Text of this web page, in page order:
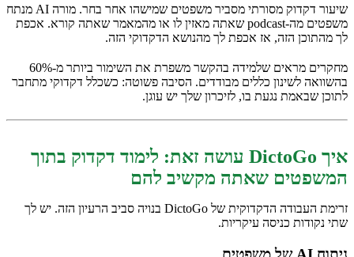
שיעור דקדוק מסורתי מסביר משפטים שמישהו אחר בחר. מורה AI מנתח
משפטים מה-podcast שאתה מאזין לו או מהמאמר שאתה קורא. אכפת
לך מהתוכן הזה, אז אכפת לך מהנושא הדקדוקי הזה.
מחקרים מראים שלמידה בהקשר משפרת את השימור ביותר מ-60%
בהשוואה לשינון כללים מבודדים. הסיבה פשוטה: כשכלל דקדוקי מתחבר
לתוכן שבאמת נגעת בו, לזיכרון שלך יש עוגן.
איך DictoGo עושה זאת: לימוד דקדוק בתוך
המשפטים שאתה מקשיב להם
זרימת העבודה הדקדוקית של DictoGo בנויה סביב הרעיון הזה. יש לך
שתי נקודות כניסה עיקריות.